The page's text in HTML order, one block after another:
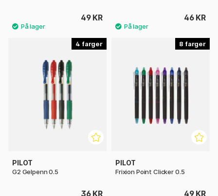
49 KR 46 KR
4
PILOT
G2 Gelpenn 0.5
36 KR
8
PILOT
Frixion Point Clicker 0.5
49 KR